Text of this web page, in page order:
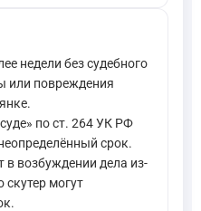
недели без судебного
или повреждения
по ст. 264 УК РФ
срок.
в возбуждении дела из-
скутер могут